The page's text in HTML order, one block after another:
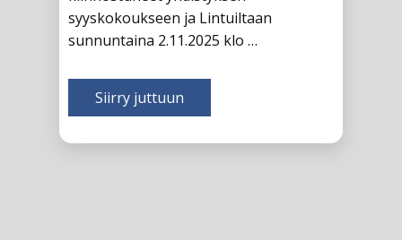
kiinnostuneet yhdistyksen
syyskokoukseen ja Lintuiltaan
Siirry juttuun